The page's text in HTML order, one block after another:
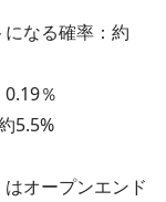
なる確率：約
％
5.5%
オープンエンド